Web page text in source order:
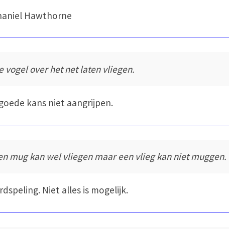
Hawthorne
vogel over het net laten vliegen.
kans niet aangrijpen.
mug kan wel vliegen maar een vlieg kan niet muggen.
Niet alles is mogelijk.